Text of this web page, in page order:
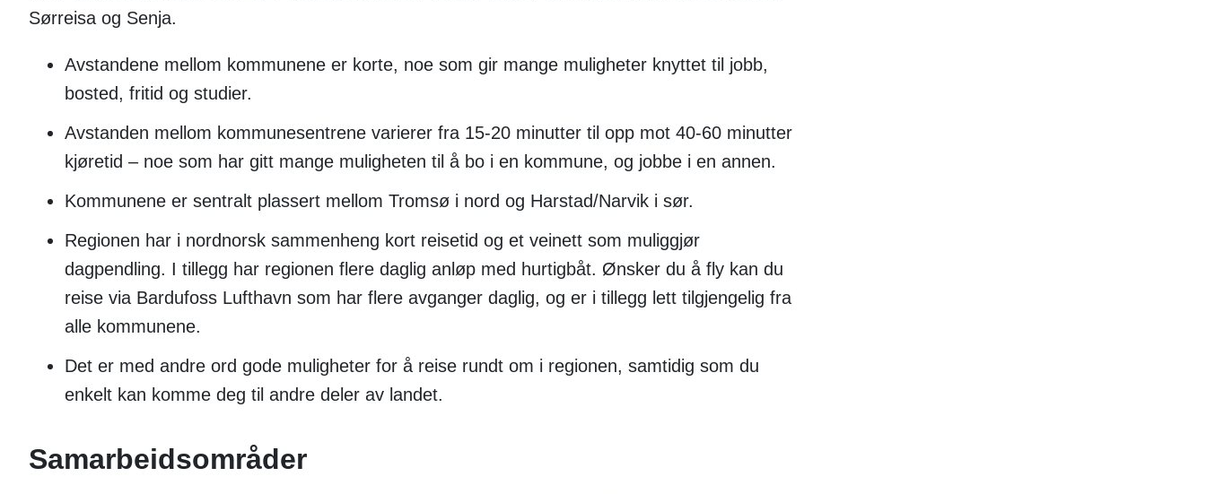
Sørreisa og Senja.
Avstandene mellom kommunene er korte, noe som gir mange muligheter knyttet til jobb,
bosted, fritid og studier.
Avstanden mellom kommunesentrene varierer fra 15-20 minutter til opp mot 40-60 minutter
kjøretid – noe som har gitt mange muligheten til å bo i en kommune, og jobbe i en annen.
Kommunene er sentralt plassert mellom Tromsø i nord og Harstad/Narvik i sør.
Regionen har i nordnorsk sammenheng kort reisetid og et veinett som muliggjør
dagpendling. I tillegg har regionen flere daglig anløp med hurtigbåt. Ønsker du å fly kan du
reise via Bardufoss Lufthavn som har flere avganger daglig, og er i tillegg lett tilgjengelig fra
alle kommunene.
Det er med andre ord gode muligheter for å reise rundt om i regionen, samtidig som du
enkelt kan komme deg til andre deler av landet.
Samarbeidsområder